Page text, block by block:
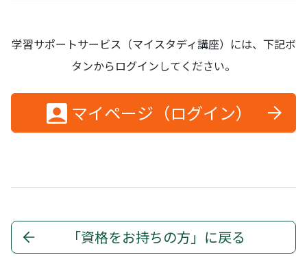
学習サポートサービス（マイスタディ講座）には、下記ボ
タンからログインしてください。
マイページ（ログイン）
「資格をお持ちの方」に戻る